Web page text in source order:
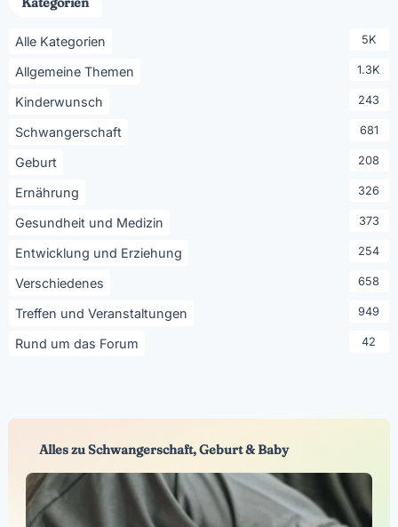
5K
Alle Kategorien
1.3K
Allgemeine Themen
243
Kinderwunsch
681
Schwangerschaft
208
Geburt
326
Ernährung
373
Gesundheit und Medizin
254
Entwicklung und Erziehung
658
Verschiedenes
949
Treffen und Veranstaltungen
42
Rund um das Forum
Alles zu Schwangerschaft, Geburt & Baby